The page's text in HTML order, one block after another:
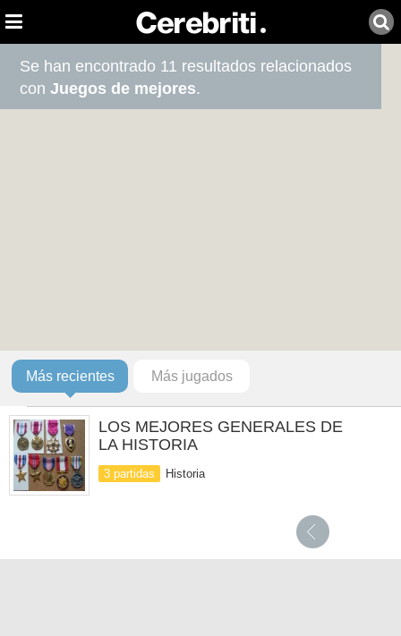
Se han encontrado 11 resultados relacionados
conJuegos de mejores.
Más recientes Más jugados
LOS MEJORES GENERALES DE
LA HISTORIA
3 partidas Historia